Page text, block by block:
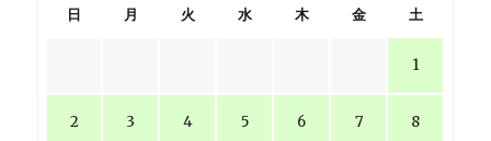
日 月 火 水 木 金 土
1
2 3 4 5 6 7 8